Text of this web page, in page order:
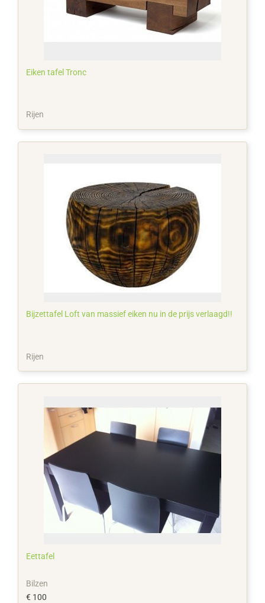
Eiken tafel Tronc
Rijen
Bijzettafel Loft van massief eiken nu in de prijs verlaagd!!
Rijen
Eettafel
Bilzen
€ 100